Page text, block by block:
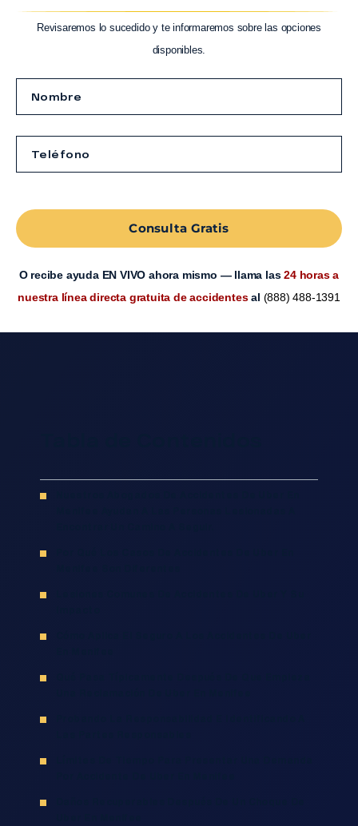
Revisaremos lo sucedido y te informaremos sobre las opciones
disponibles.
Consulta Gratis
O recibe ayuda EN VIVO ahora mismo — llama las24 horas a
nuestra línea directa gratuita de accidentesal (888) 488-1391